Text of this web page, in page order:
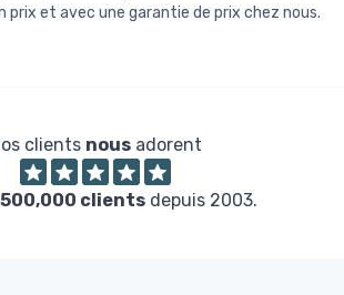
prix et avec une garantie de prix chez nous.
clients nous adorent
500,000 clientsdepuis 2003.